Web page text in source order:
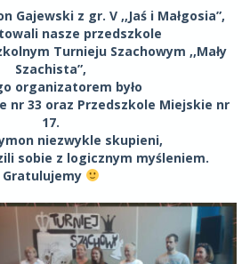
Gajewski z gr. V ,,Jaś i Małgosia”,
nasze przedszkole
Turnieju Szachowym ,,Mały
Szachista”,
organizatorem było
nr 33 oraz Przedszkole Miejskie nr
17.
niezwykle skupieni,
sobie z logicznym myśleniem.
Gratulujemy